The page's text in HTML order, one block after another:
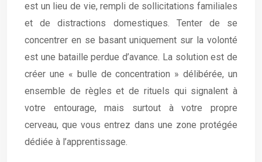
est un lieu de vie, rempli de sollicitations familiales
et de distractions domestiques. Tenter de se
concentrer en se basant uniquement sur la volonté
est une bataille perdue d’avance. La solution est de
créer une « bulle de concentration » délibérée, un
ensemble de règles et de rituels qui signalent à
votre entourage, mais surtout à votre propre
cerveau, que vous entrez dans une zone protégée
dédiée à l’apprentissage.